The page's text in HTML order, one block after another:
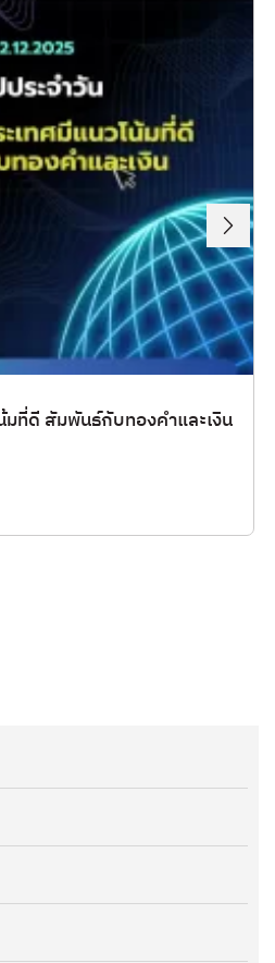
มที่ดี สัมพันธ์กับทองคำและเงิน